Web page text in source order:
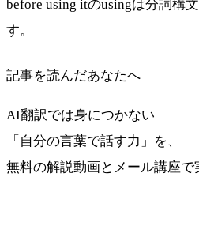
before using itのusingは分詞構
す。
記事を読んだあなたへ
AI翻訳では身につかない
「自分の言葉で話す力」を、
無料の解説動画とメール講座で